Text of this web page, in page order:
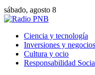
sábado, agosto 8
Ciencia y tecnología
Inversiones y negocios
Cultura y ocio
Responsabilidad